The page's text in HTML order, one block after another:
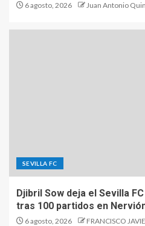
6 agosto, 2026 Juan Antonio
SEVILLA FC
Djibril Sow deja el Sevilla
tras 100 partidos en
6 agosto, 2026 FRANCISCO